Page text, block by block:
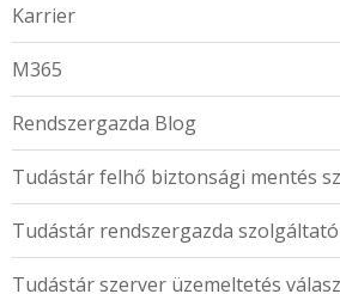
Karrier
M365
Rendszergazda Blog
Tudástár felhő biztonsági mentés
Tudástár rendszergazda
Tudástár szerver üzemeltetés